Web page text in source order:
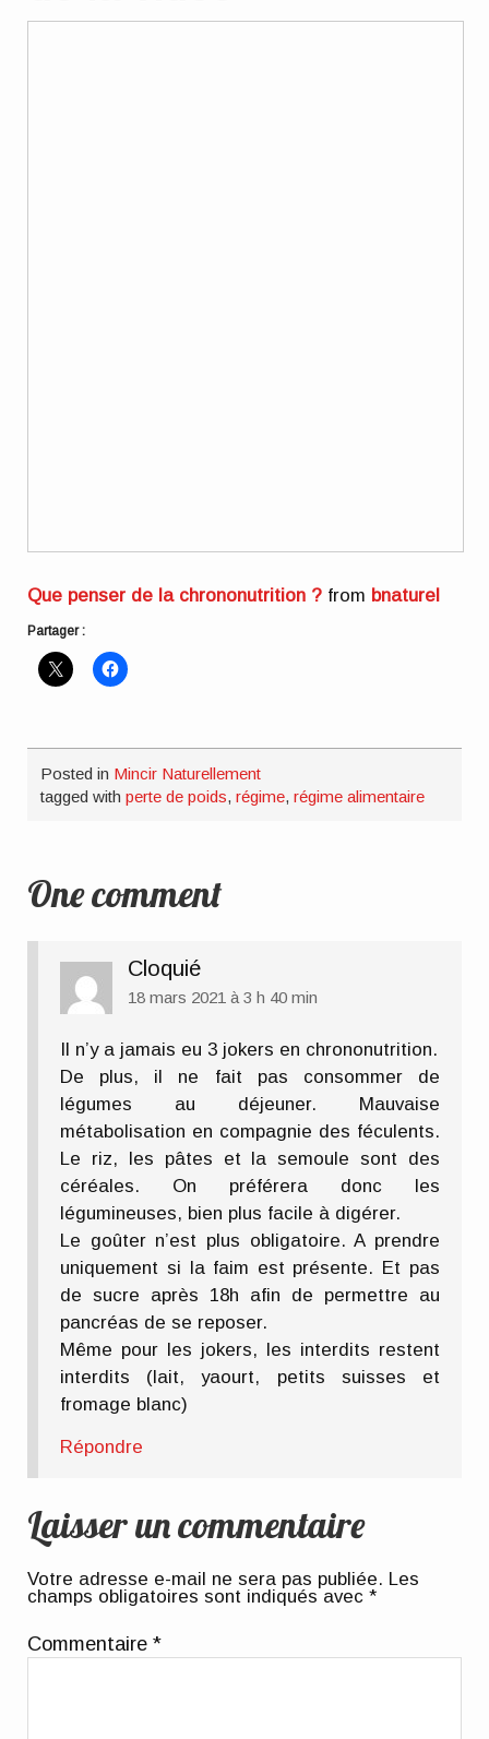
Que penser de la chrononutrition ? from bnaturel
Partager :
Posted in Mincir Naturellement
tagged withperte de poids,régime,régime alimentaire
One comment
Cloquié
18 mars 2021 à 3 h 40 min
Il n’y a jamais eu 3 jokers en chrononutrition.
De plus, il ne fait pas consommer de
légumes au déjeuner. Mauvaise
métabolisation en compagnie des féculents.
Le riz, les pâtes et la semoule sont des
céréales. On préférera donc les
légumineuses, bien plus facile à digérer.
Le goûter n’est plus obligatoire. A prendre
uniquement si la faim est présente. Et pas
de sucre après 18h afin de permettre au
pancréas de se reposer.
Même pour les jokers, les interdits restent
interdits (lait, yaourt, petits suisses et
fromage blanc)
Répondre
Laisser un commentaire
Votre adresse e-mail ne sera pas publiée. Les
champs obligatoires sont indiqués avec*
Commentaire*